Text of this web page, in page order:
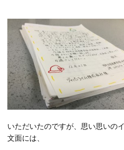
いただいたのですが、思い思いの
文面には、